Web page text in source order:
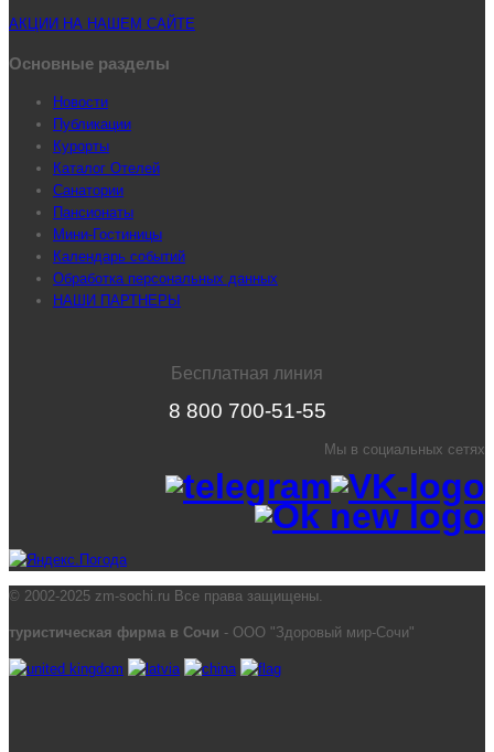
АКЦИИ НА НАШЕМ САЙТЕ
Основные разделы
Новости
Публикации
Курорты
Каталог Отелей
Санатории
Пансионаты
Мини-Гостиницы
Календарь событий
Обработка персональных данных
НАШИ ПАРТНЕРЫ
Бесплатная линия
8 800 700-51-55
Мы в социальных сетях
© 2002-2025 zm-sochi.ru Все права защищены.
туристическая фирма в Сочи - ООО "Здоровый мир-Сочи"